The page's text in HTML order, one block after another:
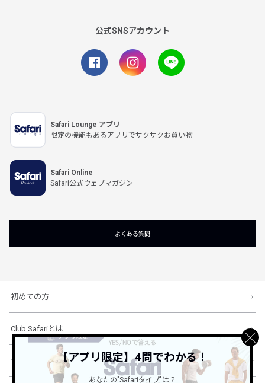
公式SNSアカウント
Safari Lounge アプリ
限定の機能もあるアプリでサクサクお買い物
Safari Online
Safari公式ウェブマガジン
よくある質問
初めての方
Club Safariとは
ショッピングガイド【アプリ限定】4問でわかる！
あなたの"Safariタイプ"は？